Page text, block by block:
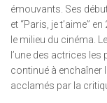
émouvants. Ses
et “Paris, je t’aime”
le milieu du cinéma.
l’une des actrices
continué à enchaîner
acclamés par la